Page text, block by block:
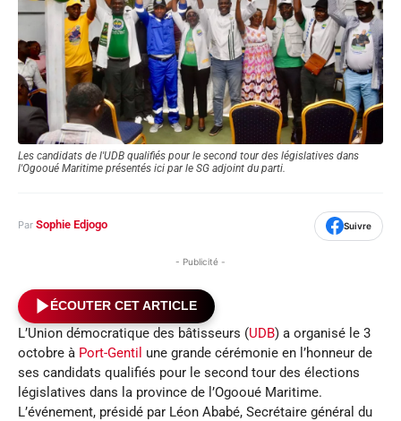
Les candidats de l'UDB qualifiés pour le second tour des législatives dans
l'Ogooué Maritime présentés ici par le SG adjoint du parti.
Par Sophie Edjogo Suivre
- Publicité -
ÉCOUTER CET ARTICLE
L’Union démocratique des bâtisseurs (UDB) a organisé le 3
octobre à Port-Gentil une grande cérémonie en l’honneur de
ses candidats qualifiés pour le second tour des élections
législatives dans la province de l’Ogooué Maritime.
L’événement, présidé par Léon Ababé, Secrétaire général du